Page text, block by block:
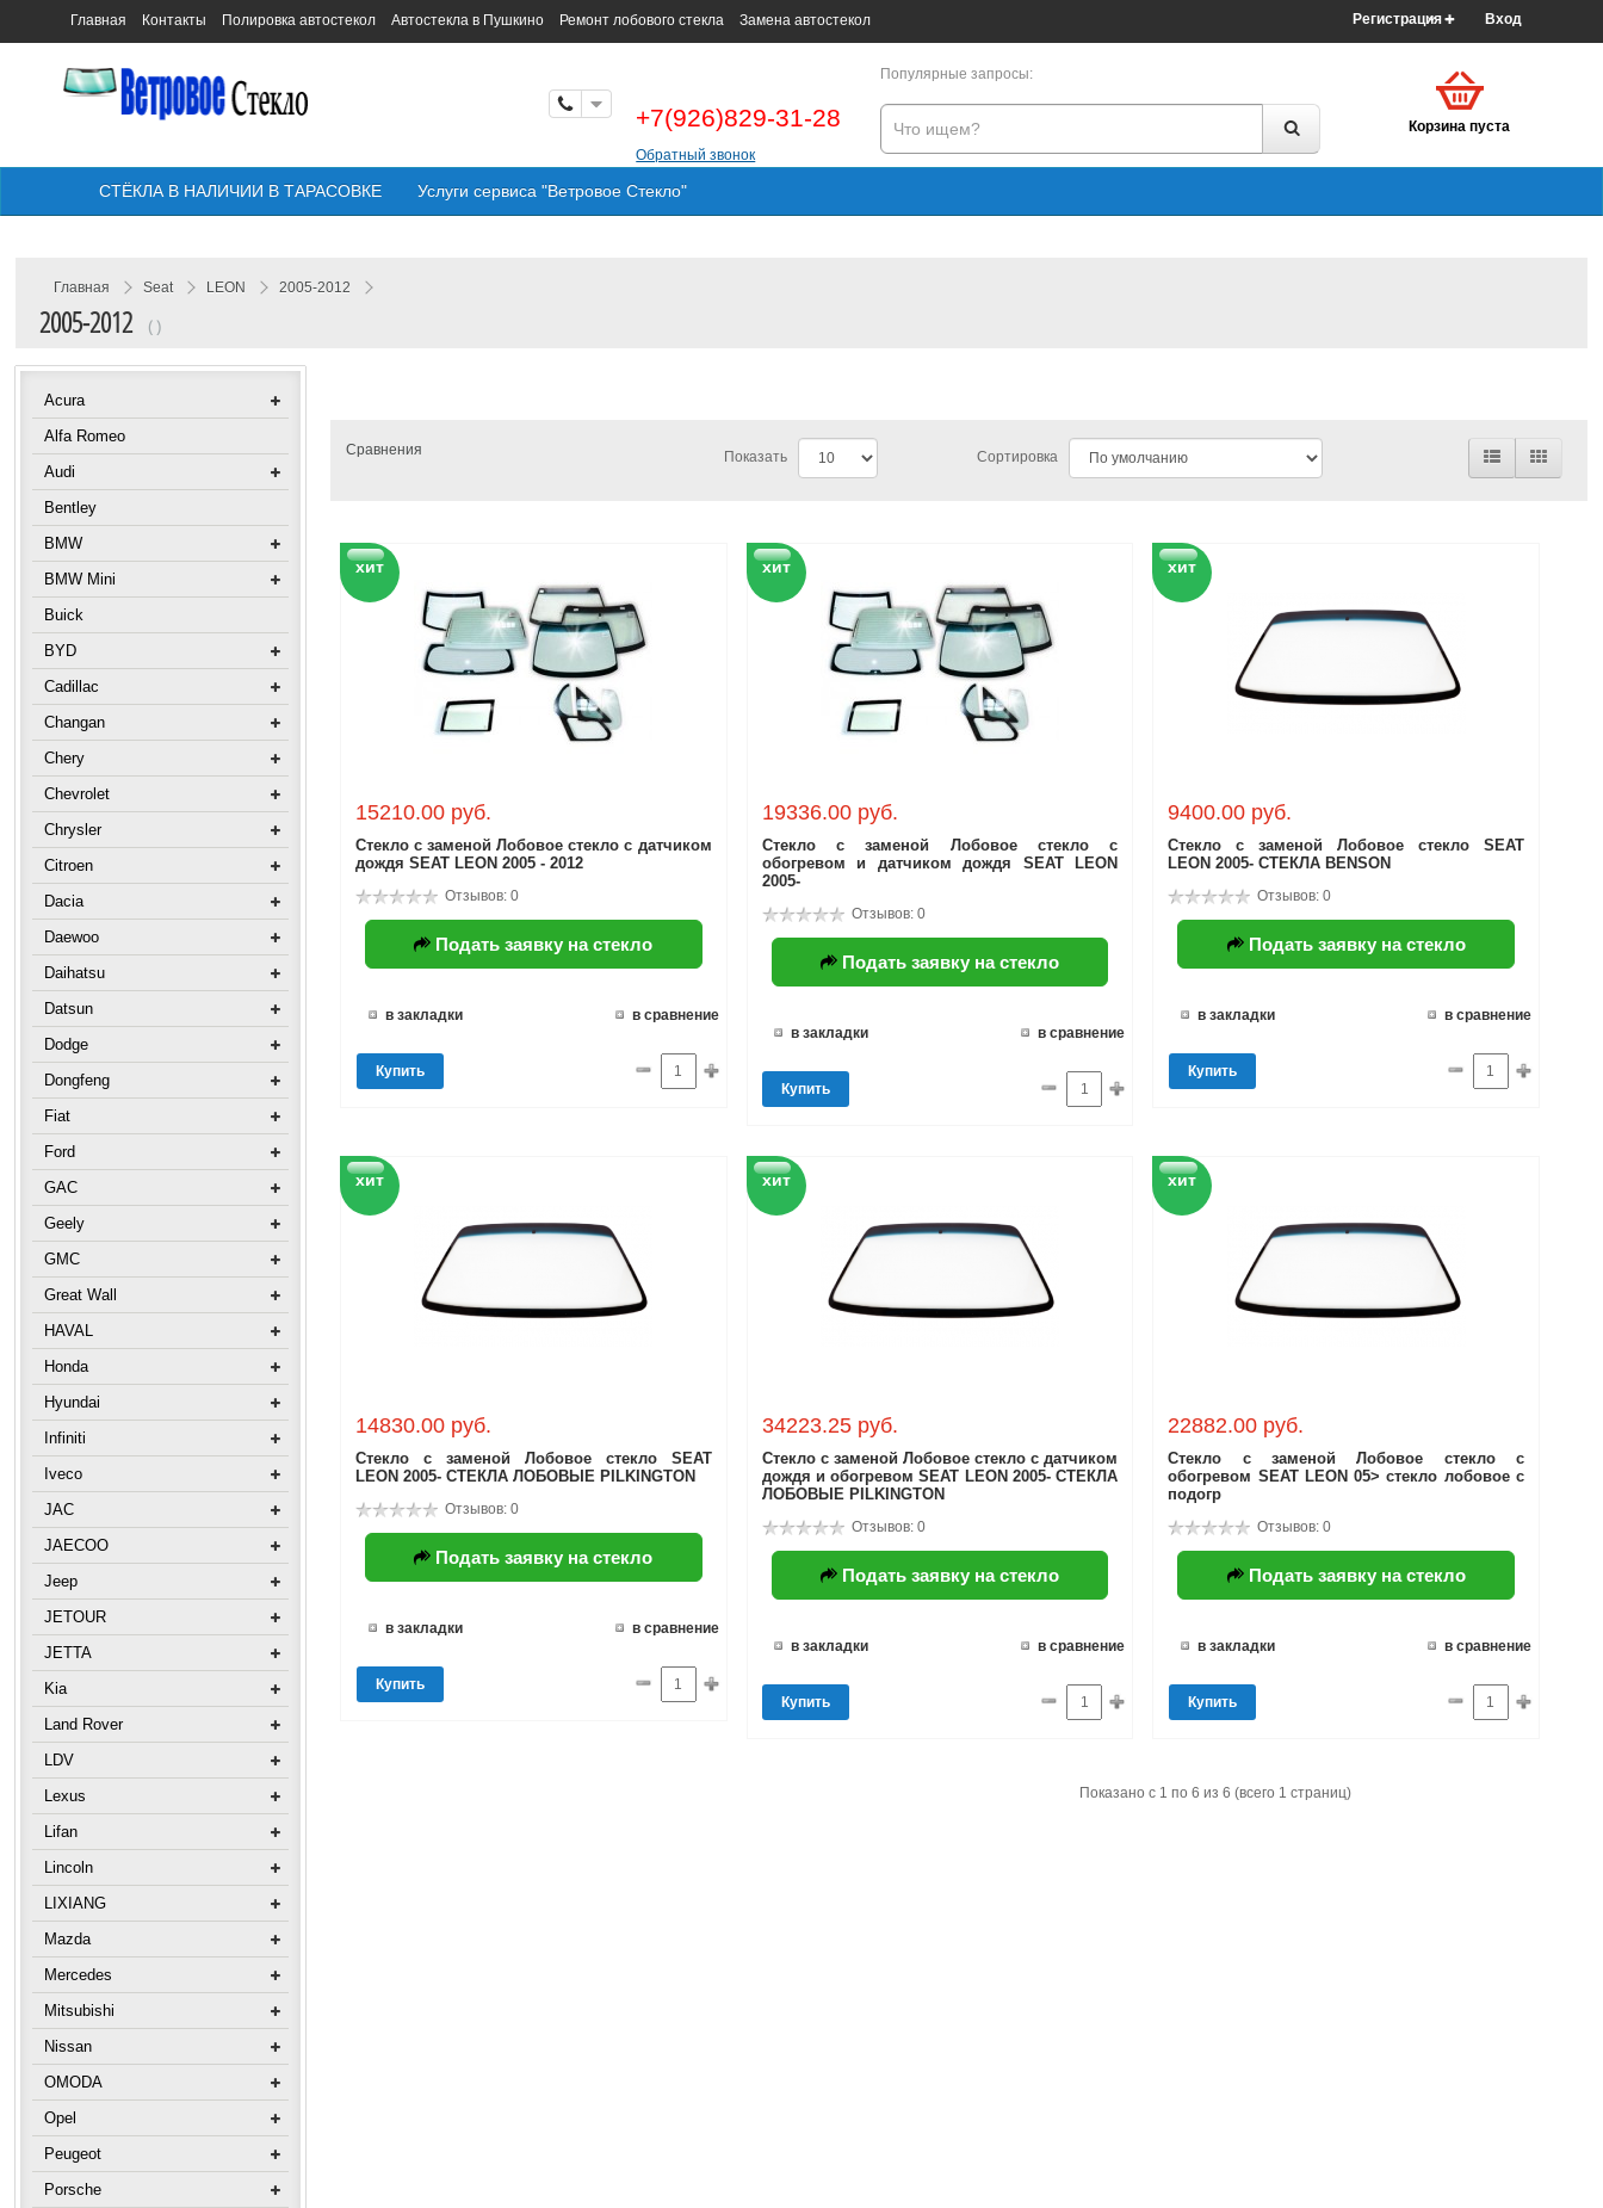
Главная Контакты Полировка автостекол Автостекла в Пушкино Ремонт лобового стекла Замена автостекол Вход
Регистрация
Корзина пуста
Популярные запросы:
+7(926)829-31-28
Обратный звонок
СТЁКЛА В НАЛИЧИИ В ТАРАСОВКЕ Услуги сервиса "Ветровое Стекло"
Главная Seat LEON 2005-2012
2005-2012 ( )
Acura
Alfa Romeo
Audi
Bentley
BMW
BMW Mini
Buick
BYD
Cadillac
Changan
Chery
Chevrolet
Chrysler
Citroen
Dacia
Daewoo
Daihatsu
Datsun
Dodge
Dongfeng
Fiat
Ford
GAC
Geely
GMC
Great Wall
HAVAL
Honda
Hyundai
Infiniti
Iveco
JAC
JAECOO
Jeep
JETOUR
JETTA
Kia
Land Rover
LDV
Lexus
Lifan
Lincoln
LIXIANG
Mazda
Mercedes
Mitsubishi
Nissan
OMODA
Opel
Peugeot
Porsche
Сравнения Сортировка
Показать
хит
15210.00 руб.
Стекло с заменой Лобовое стекло с датчиком
дождя SEAT LEON 2005 - 2012
Отзывов: 0
Подать заявку на стекло
в закладки в сравнение
Купить
хит
19336.00 руб.
Стекло с заменой Лобовое стекло с
обогревом и датчиком дождя SEAT LEON
2005-
Отзывов: 0
Подать заявку на стекло
в закладки в сравнение
Купить
хит
9400.00 руб.
Стекло с заменой Лобовое стекло SEAT
LEON 2005- СТЕКЛА BENSON
Отзывов: 0
Подать заявку на стекло
в закладки в сравнение
Купить
хит
14830.00 руб.
Стекло с заменой Лобовое стекло SEAT
LEON 2005- СТЕКЛА ЛОБОВЫЕ PILKINGTON
Отзывов: 0
Подать заявку на стекло
в закладки в сравнение
Купить
хит
34223.25 руб.
Стекло с заменой Лобовое стекло с датчиком
дождя и обогревом SEAT LEON 2005- СТЕКЛА
ЛОБОВЫЕ PILKINGTON
Отзывов: 0
Подать заявку на стекло
в закладки в сравнение
Купить
хит
22882.00 руб.
Стекло с заменой Лобовое стекло с
обогревом SEAT LEON 05> стекло лобовое с
подогр
Отзывов: 0
Подать заявку на стекло
в закладки в сравнение
Купить
Показано с 1 по 6 из 6 (всего 1 страниц)